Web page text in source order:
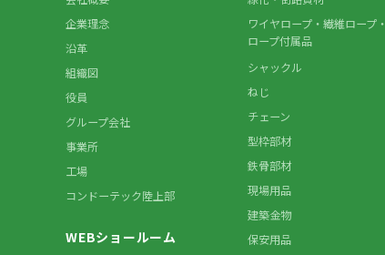
企業理念
沿革
組織図
役員
グループ会社
事業所
工場
コンドーテック陸上部
WEBショールーム
ワイヤロープ・繊維ロープ・
ロープ付属品
シャックル
ねじ
チェーン
型枠部材
鉄骨部材
現場用品
建築金物
保安用品